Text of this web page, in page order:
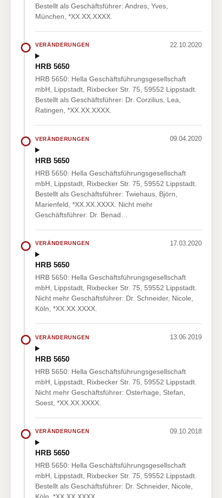
Bestellt als Geschäftsführer: Andres, Yves,
München, *XX.XX.XXXX.
VERÄNDERUNGEN 22.10.2020
HRB 5650
HRB 5650: Hella Geschäftsführungsgesellschaft
mbH, Lippstadt, Rixbecker Str. 75, 59552 Lippstadt.
Bestellt als Geschäftsführer: Dr. Corzilius, Lea,
Ratingen, *XX.XX.XXXX.
VERÄNDERUNGEN 09.04.2020
HRB 5650
HRB 5650: Hella Geschäftsführungsgesellschaft
mbH, Lippstadt, Rixbecker Str. 75, 59552 Lippstadt.
Bestellt als Geschäftsführer: Twiehaus, Björn,
Marienfeld, *XX.XX.XXXX. Nicht mehr
Geschäftsführer: Dr. Benad…
VERÄNDERUNGEN 17.03.2020
HRB 5650
HRB 5650: Hella Geschäftsführungsgesellschaft
mbH, Lippstadt, Rixbecker Str. 75, 59552 Lippstadt.
Nicht mehr Geschäftsführer: Dr. Schneider, Nicole,
Köln, *XX.XX.XXXX.
VERÄNDERUNGEN 13.06.2019
HRB 5650
HRB 5650: Hella Geschäftsführungsgesellschaft
mbH, Lippstadt, Rixbecker Str. 75, 59552 Lippstadt.
Nicht mehr Geschäftsführer: Osterhage, Stefan,
Soest, *XX.XX.XXXX.
VERÄNDERUNGEN 09.10.2018
HRB 5650
HRB 5650: Hella Geschäftsführungsgesellschaft
mbH, Lippstadt, Rixbecker Str. 75, 59552 Lippstadt.
Bestellt als Geschäftsführer: Dr. Schneider, Nicole,